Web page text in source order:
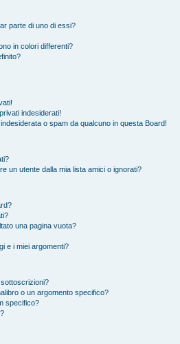
parte di uno di essi?
in colori differenti?
indesiderati!
o spam da qualcuno in questa Board!
un utente dalla mia lista amici o ignorati?
una pagina vuota?
e i miei argomenti?
o un argomento specifico?
specifico?